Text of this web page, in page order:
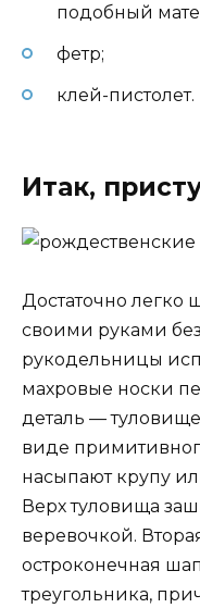
подобный
фетр;
клей-пистолет.
Итак,
Достаточно легко
своими руками
рукодельницы
махровые носки
деталь —
виде
насыпают крупу
Верх туловища
веревочкой.
остроконечная
треугольника,